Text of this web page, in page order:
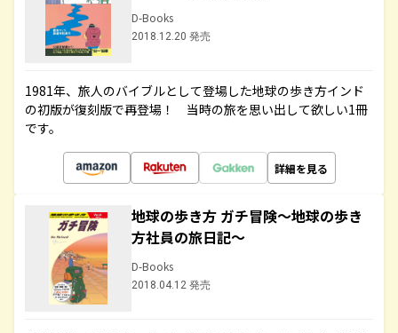
D-Books
2018.12.20 発売
1981年、旅人のバイブルとして登場した地球の歩き方インド
の初版が復刻版で再登場！ 当時の旅を思い出して欲しい1冊
です。
詳細を見る
地球の歩き方 ガチ冒険～地球の歩き
方社員の旅日記～
D-Books
2018.04.12 発売